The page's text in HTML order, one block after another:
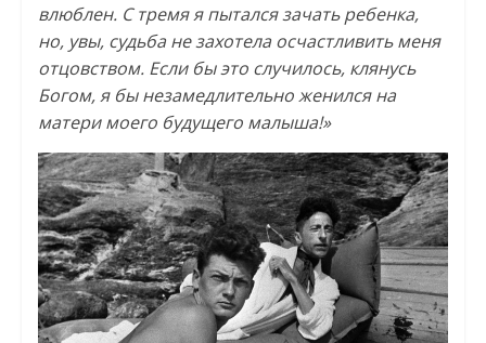
влюблен. С тремя я пытался зачать ребенка,
но, увы, судьба не захотела осчастливить меня
отцовством. Если бы это случилось, клянусь
Богом, я бы незамедлительно женился на
матери моего будущего малыша!»